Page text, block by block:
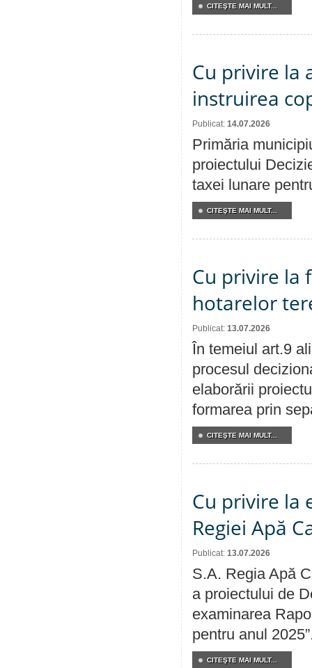
CITEŞTE MAI MULT...
Cu privire la
instruirea
Publicat: 14.07.2026
Primăria
proiectului
taxei lunare
CITEŞTE MAI MULT...
Cu privire la
hotarelor
Publicat: 13.07.2026
În temeiul art.9
procesul
elaborării
formarea prin
CITEŞTE MAI MULT...
Cu privire la
Regiei Apă
Publicat: 13.07.2026
S.A. Regia Apă
a proiectului de
examinarea
pentru anul
CITEŞTE MAI MULT...